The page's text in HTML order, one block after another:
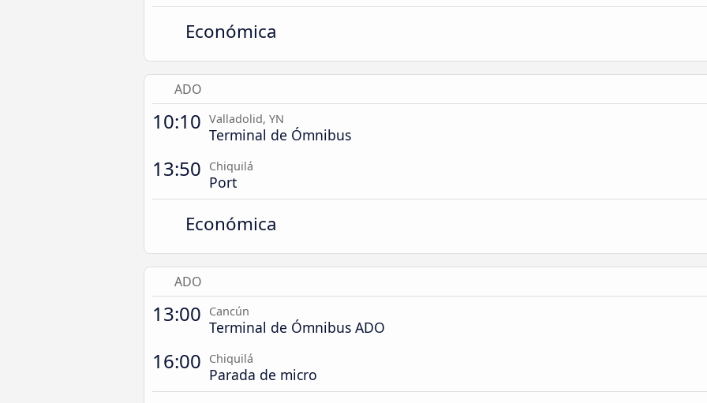
Económica
ADO
10:10 Valladolid, YN
Terminal de Ómnibus
13:50 Chiquilá
Port
Económica
ADO
13:00 Cancún
Terminal de Ómnibus ADO
16:00 Chiquilá
Parada de micro